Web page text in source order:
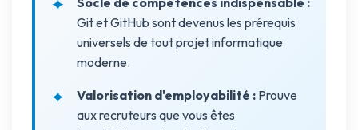
Git et GitHub sont devenus les prérequis
universels de tout projet informatique
moderne.
Valorisation d'employabilité : Prouve
aux recruteurs que vous êtes